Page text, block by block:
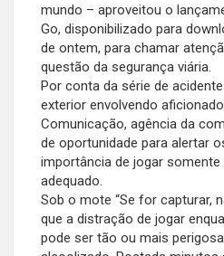
mundo – aproveitou o
Go, disponibilizado para
de ontem, para chamar
questão da segurança viária.
Por conta da série de
exterior envolvendo
Comunicação, agência da
de oportunidade para alertar
importância de jogar
adequado.
Sob o mote “Se for capturar,
que a distração de jogar
pode ser tão ou mais